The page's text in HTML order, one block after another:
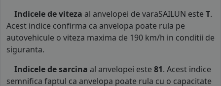
Indicele de viteza al anvelopei de varaSAILUN este T.
Acest indice confirma ca anvelopa poate rula pe
autovehicule o viteza maxima de 190 km/h in conditii de
siguranta.
Indicele de sarcina al anvelopei este 81. Acest indice
semnifica faptul ca anvelopa poate rula cu o capacitate